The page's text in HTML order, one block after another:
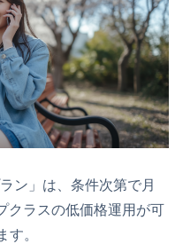
ン」は、条件次第で月
クラスの低価格運用が可
す。